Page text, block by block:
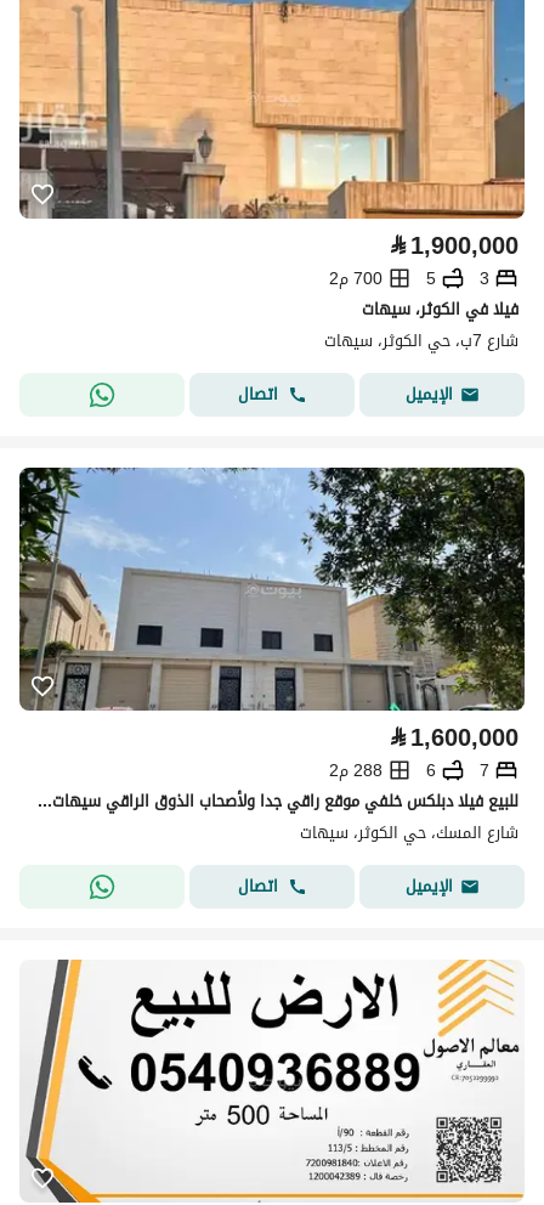
⃁1,900,000
3
5
700 م2
فيلا في الكوثر، سيهات
شارع 7ب، حي الكوثر، سيهات
الإيميل
اتصال
⃁1,600,000
7
6
288 م2
للبيع فيلا دبلكس خلفي موقع راقي جدا ولأصحاب الذوق الراقي سيهات الكوثر
شارع المسك، حي الكوثر، سيهات
الإيميل
اتصال